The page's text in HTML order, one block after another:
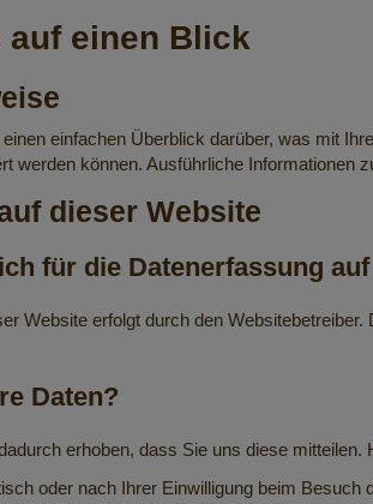
auf einen Blick
einfachen Überblick darüber, was mit
werden können. Ausführliche
dieser Website
für die Datenerfassung
Website erfolgt durch den
Daten?
erhoben, dass Sie uns diese
oder nach Ihrer Einwilligung beim